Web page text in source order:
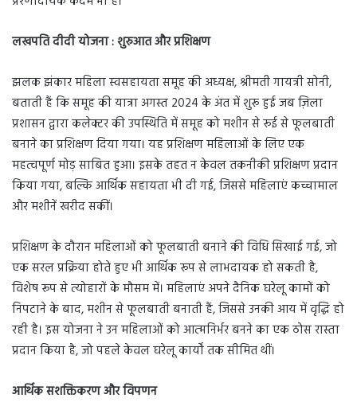
लखपति दीदी योजना : शुरुआत और प्रशिक्षण
झलक झंकार महिला स्वसहायता समूह की अध्यक्ष, श्रीमती गायत्री सोनी,
बताती हैं कि समूह की यात्रा अगस्त 2024 के अंत में शुरू हुई जब ज़िला
प्रशासन द्वारा कलेक्टर की उपस्थिति में समूह को मशीन से रूई से फूलबाती
बनाने का प्रशिक्षण दिया गया। यह प्रशिक्षण महिलाओं के लिए एक
महत्वपूर्ण मोड़ साबित हुआ। इसके तहत न केवल तकनीकी प्रशिक्षण प्रदान
किया गया, बल्कि आर्थिक सहायता भी दी गई, जिससे महिलाएं कच्चामाल
और मशीनें खरीद सकीं।
प्रशिक्षण के दौरान महिलाओं को फूलबाती बनाने की विधि सिखाई गई, जो
एक सरल प्रक्रिया होते हुए भी आर्थिक रूप से लाभदायक हो सकती है,
विशेष रूप से त्योहारों के मौसम में। महिलाएं अपने दैनिक घरेलू कामों को
निपटाने के बाद, मशीन से फूलबाती बनाती हैं, जिससे उनकी आय में वृद्धि हो
रही है। इस योजना ने उन महिलाओं को आत्मनिर्भर बनने का एक ठोस रास्ता
प्रदान किया है, जो पहले केवल घरेलू कार्यों तक सीमित थीं।
आर्थिक सशक्तिकरण और विपणन